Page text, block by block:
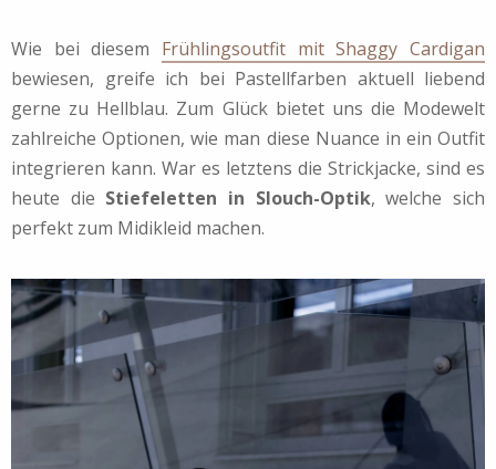
Wie bei diesem Frühlingsoutfit mit Shaggy Cardigan
bewiesen, greife ich bei Pastellfarben aktuell liebend
gerne zu Hellblau. Zum Glück bietet uns die Modewelt
zahlreiche Optionen, wie man diese Nuance in ein Outfit
integrieren kann. War es letztens die Strickjacke, sind es
heute die Stiefeletten in Slouch-Optik, welche sich
perfekt zum Midikleid machen.